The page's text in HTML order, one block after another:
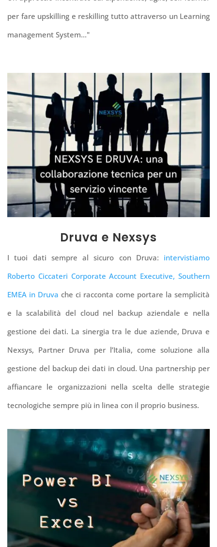
per fare upskilling e reskilling tutto attraverso un Learning
management System..."
Druva e Nexsys
I tuoi dati sempre al sicuro con Druva: intervistiamo
Roberto Ciccateri Corporate Account Executive, Southern
EMEA in Druva che ci racconta come portare la semplicità
e la scalabilità del cloud nel backup aziendale e nella
gestione dei dati. La sinergia tra le due aziende, Druva e
Nexsys, Partner Druva per l’Italia, come soluzione alla
gestione del backup dei dati in cloud. Una partnership per
affiancare le organizzazioni nella scelta delle strategie
tecnologiche sempre più in linea con il proprio business.